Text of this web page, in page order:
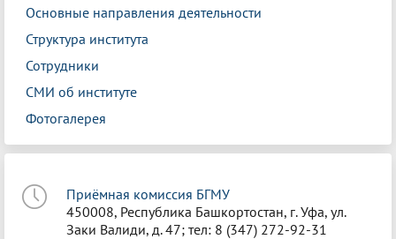
Основные направления деятельности
Структура института
Сотрудники
СМИ об институте
Фотогалерея
Приёмная комиссия БГМУ
450008, Республика Башкортостан, г. Уфа, ул.
Заки Валиди, д. 47; тел: 8 (347) 272-92-31